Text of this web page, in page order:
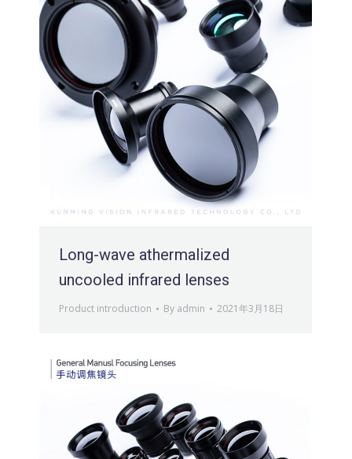
Long-wave athermalized
uncooled infrared lenses
Product introduction By admin 2021年3月18日